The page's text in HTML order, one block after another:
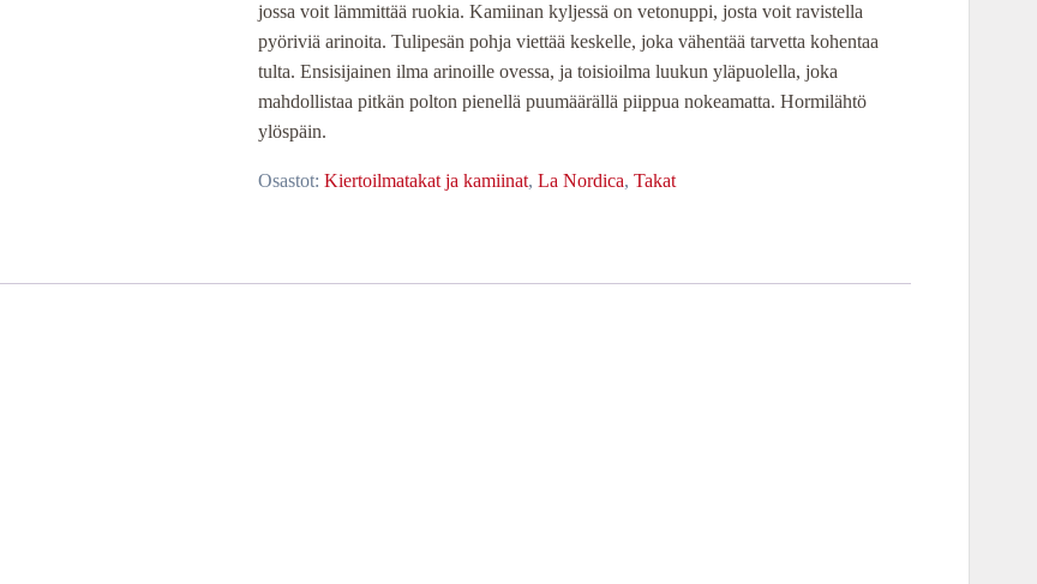
jossa voit lämmittää ruokia. Kamiinan kyljessä on vetonuppi, josta voit ravistella
pyöriviä arinoita. Tulipesän pohja viettää keskelle, joka vähentää tarvetta kohentaa
tulta. Ensisijainen ilma arinoille ovessa, ja toisioilma luukun yläpuolella, joka
mahdollistaa pitkän polton pienellä puumäärällä piippua nokeamatta. Hormilähtö
ylöspäin.
Osastot: Kiertoilmatakat ja kamiinat, La Nordica, Takat